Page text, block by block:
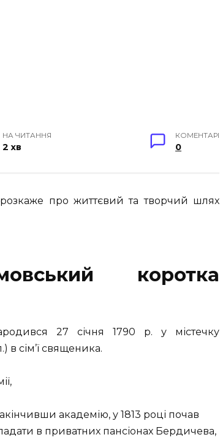
НА ЧИТАННЯ
2 хв
КОМЕНТАРІ
0
розкаже про життєвий та творчий шлях
коротка
27 січня 1790 р. у містечку
в сім’ї священика.
академію, у 1813 році почав
в приватних пансіонах Бердичева,